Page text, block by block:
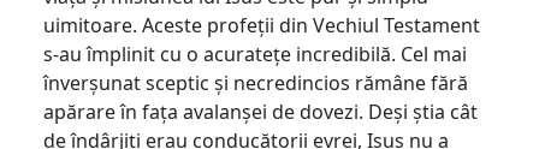
uimitoare. Aceste profeții din Vechiul Testament
s-au împlinit cu o acuratețe incredibilă. Cel mai
înverșunat sceptic și necredincios rămâne fără
apărare în fața avalanșei de dovezi. Deși știa cât
de îndârjiți erau conducătorii evrei, Isus nu a